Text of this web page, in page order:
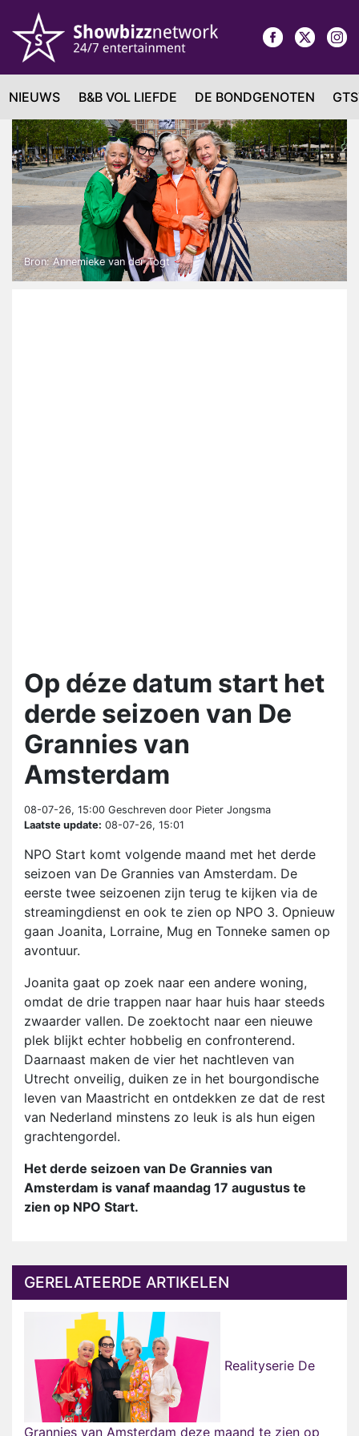
NIEUWS B&B VOL LIEFDE DE BONDGENOTEN
Bron: Annemieke van der Togt
Op déze datum start het
derde seizoen van De
Grannies van
Amsterdam
08-07-26, 15:00 Geschreven door Pieter Jongsma
Laatste update: 08-07-26, 15:01
NPO Start komt volgende maand met het derde
seizoen van De Grannies van Amsterdam. De
eerste twee seizoenen zijn terug te kijken via de
streamingdienst en ook te zien op NPO 3. Opnieuw
gaan Joanita, Lorraine, Mug en Tonneke samen op
avontuur.
Joanita gaat op zoek naar een andere woning,
omdat de drie trappen naar haar huis haar steeds
zwaarder vallen. De zoektocht naar een nieuwe
plek blijkt echter hobbelig en confronterend.
Daarnaast maken de vier het nachtleven van
Utrecht onveilig, duiken ze in het bourgondische
leven van Maastricht en ontdekken ze dat de rest
van Nederland minstens zo leuk is als hun eigen
grachtengordel.
Het derde seizoen van De Grannies van
Amsterdam is vanaf maandag 17 augustus te
zien op NPO Start.
GERELATEERDE ARTIKELEN
Realityserie De
Grannies van Amsterdam deze maand te zien op